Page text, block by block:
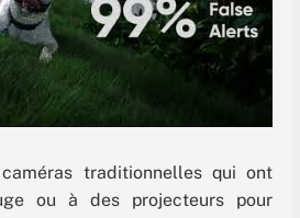
traditionnelles qui ont
ou à des projecteurs pour